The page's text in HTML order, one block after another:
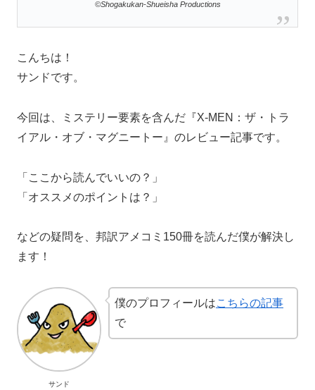
©Shogakukan-Shueisha Productions
こんちは！
サンドです。
今回は、ミステリー要素を含んだ『X-MEN：ザ・トラ
イアル・オブ・マグニートー』のレビュー記事です。
「ここから読んでいいの？」
「オススメのポイントは？」
などの疑問を、邦訳アメコミ150冊を読んだ僕が解決し
ます！
サンド
僕のプロフィールはこちらの記事
で